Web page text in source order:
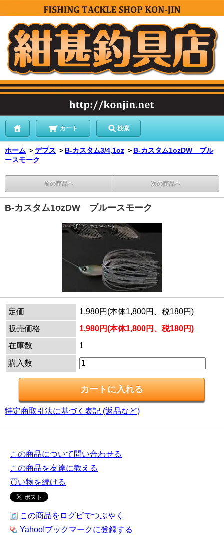
カート 検索
ホーム ＞デプス ＞ B-カスタム3/4,1oz ＞ B-カスタム1ozDW ブル
ースモーク
前の商品へ 次の商品へ
B-カスタム1ozDW ブルースモーク
定価
1,980円(本体1,800円、税180円)
販売価格
1,980円(本体1,800円、税180円)
在庫数
1
購入数
特定商取引法に基づく表記 (返品など)
この商品について問い合わせる
この商品を友達に教える
買い物を続ける
この商品をログピでつぶやく
Yahoo!ブックマークに登録する